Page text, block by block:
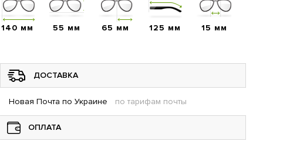
140 мм
55 мм 65 мм 125 мм 15 мм
ДОСТАВКА
Новая Почта по Украине по тарифам почты
ОПЛАТА